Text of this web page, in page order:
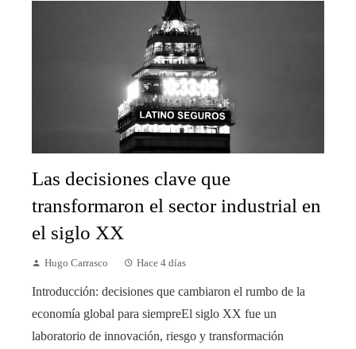
Las decisiones clave que
transformaron el sector industrial en
el siglo XX
Hugo Carrasco Hace 4 días
Introducción: decisiones que cambiaron el rumbo de la
economía global para siempreEl siglo XX fue un
laboratorio de innovación, riesgo y transformación